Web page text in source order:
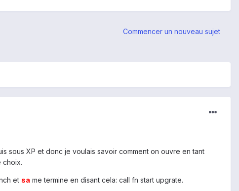
Commencer un nouveau sujet
sous XP et donc je voulais savoir comment on ouvre en tant
choix.
et sa me termine en disant cela: call fn start upgrate.